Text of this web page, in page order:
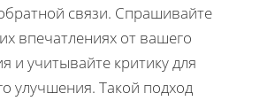
связи. Спрашивайте
впечатлениях от вашего
и учитывайте критику для
улучшения. Такой подход